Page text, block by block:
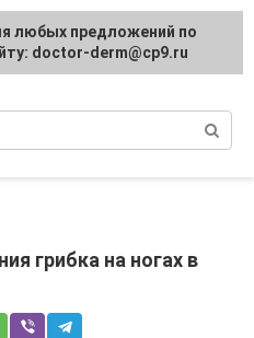
за кожей и
грибка на ногах в
любых предложений по
doctor-derm@cp9.ru